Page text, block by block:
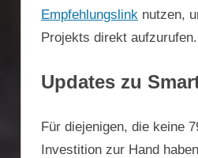
Empfehlungslink nutzen,
Projekts direkt aufzurufen.
Updates zu
Für diejenigen, die keine
Investition zur Hand